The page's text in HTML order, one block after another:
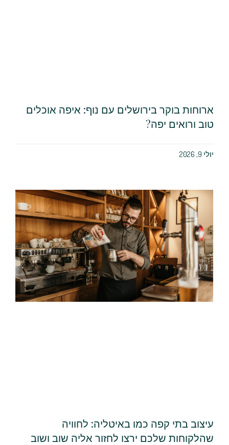
ארוחות בוקר בירושלים עם נוף: איפה אוכלים
טוב ורואים יפה?
יולי 9, 2026
עיצוב בתי קפה כמו באיטליה: לחוויה
שהלקוחות שלכם ירצו לחזור אליה שוב ושוב